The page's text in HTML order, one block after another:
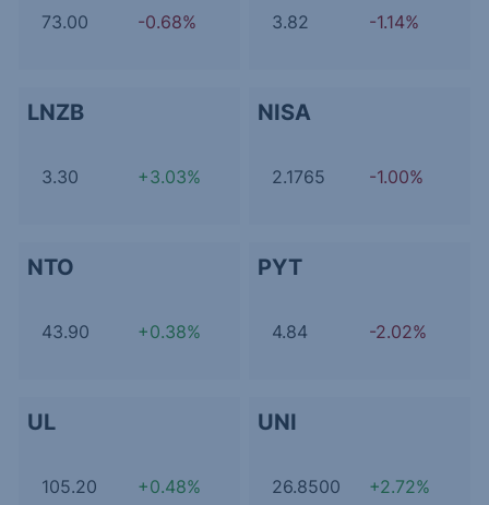
73.00 -0.68% 3.82 -1.14%
LNZB
3.30 +3.03%
NISA
2.1765 -1.00%
NTO
43.90 +0.38%
PYT
4.84 -2.02%
UL
105.20 +0.48%
UNI
26.8500 +2.72%